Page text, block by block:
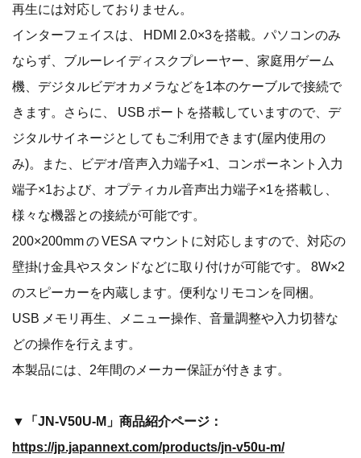
再生には対応しておりません。
インターフェイスは、 HDMI 2.0×3を搭載。パソコンのみ
ならず、ブルーレイディスクプレーヤー、家庭用ゲーム
機、デジタルビデオカメラなどを1本のケーブルで接続で
きます。さらに、 USB ポートを搭載していますので、デ
ジタルサイネージとしてもご利用できます(屋内使用の
み)。また、ビデオ/音声入力端子×1、コンポーネント入力
端子×1および、オプティカル音声出力端子×1を搭載し、
様々な機器との接続が可能です。
200×200mm の VESA マウントに対応しますので、対応の
壁掛け金具やスタンドなどに取り付けが可能です。 8W×2
のスピーカーを内蔵します。便利なリモコンを同梱。
USB メモリ再生、メニュー操作、音量調整や入力切替な
どの操作を行えます。
本製品には、2年間のメーカー保証が付きます。
▼「JN-V50U-M」商品紹介ページ：
https://jp.japannext.com/products/jn-v50u-m/